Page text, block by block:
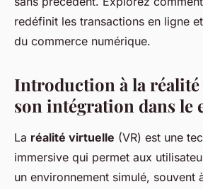
redéfinit les transactions en ligne
du commerce numérique.
Introduction à la
son intégration dans le
La réalité virtuelle (VR) est une
immersive qui permet aux
un environnement simulé, souvent